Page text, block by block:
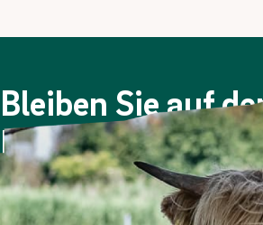
Bleiben Sie auf
Newsletter!
Viermal im Jahr berichten wir über